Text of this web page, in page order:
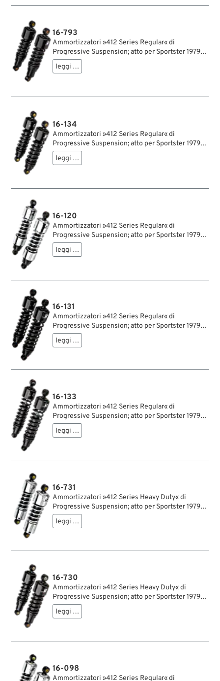
ammortizzatori; certificato; peso lordo: 4.31 kg
16-793
Ammortizzatori »412 Series Regular« di
Progressive Suspension; atto per Sportster 1979-
2003, FXR →1994; acciaio / acciaio per molle, nero,
rivestito a polvere; lunghezza: 280 mm; ochiello
ammortizzatori; certificato; peso lordo: 3.8 kg
leggi …
16-134
Ammortizzatori »412 Series Regular« di
Progressive Suspension; atto per Sportster 1979-
2003, FXR →1994; anche omologati per Touring
1979-2005; acciaio / acciaio per molle, nero,
lbs/inch; con chiave di regolazione per
leggi …
16-120
Ammortizzatori »412 Series Regular« di
Progressive Suspension; atto per Sportster 1979-
2003, FXR →1994; acciaio / acciaio per molle,
cromato; lunghezza: 318 mm; ochiello del
ammortizzatori; rimpiazza OEM HD 54568-82;
leggi …
16-131
Ammortizzatori »412 Series Regular« di
Progressive Suspension; atto per Sportster 1979-
2003, FXR →1994; acciaio / acciaio per molle, nero,
rivestito a polvere; lunghezza: 318 mm; ochiello
leggi …
16-133
Ammortizzatori »412 Series Regular« di
Progressive Suspension; atto per Sportster 1979-
2003, FXR →1994; acciaio / acciaio per molle, nero,
rivestito a polvere; lunghezza: 330 mm; ochiello
ammortizzatori; rimpiazza OEM HD 54502-87;
leggi …
16-731
Ammortizzatori »412 Series Heavy Duty« di
Progressive Suspension; atto per Sportster 1979-
2003, FXR →1994; acciaio / acciaio per molle,
cromato; lunghezza: 280 mm; ochiello del
leggi …
16-730
Ammortizzatori »412 Series Heavy Duty« di
Progressive Suspension; atto per Sportster 1979-
2003, FXR →1994; acciaio / acciaio per molle, nero,
rivestito a polvere; lunghezza: 280 mm; ochiello
ammortizzatori; certificato; peso lordo: 3.9 kg
leggi …
16-098
Ammortizzatori »412 Series Regular« di